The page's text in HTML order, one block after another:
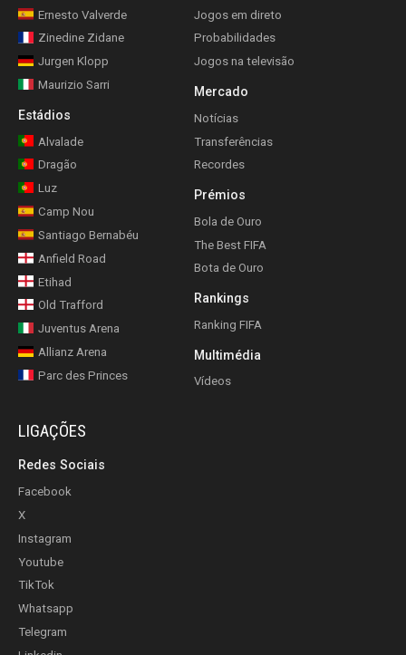
Ernesto Valverde
Zinedine Zidane
Jurgen Klopp
Maurizio Sarri
Estádios
Alvalade
Dragão
Luz
Camp Nou
Santiago Bernabéu
Anfield Road
Etihad
Old Trafford
Juventus Arena
Allianz Arena
Parc des Princes
Jogos em direto
Probabilidades
Jogos na televisão
Mercado
Notícias
Transferências
Recordes
Prémios
Bola de Ouro
The Best FIFA
Bota de Ouro
Rankings
Ranking FIFA
Multimédia
Vídeos
LIGAÇÕES
Redes Sociais
Facebook
X
Instagram
Youtube
TikTok
Whatsapp
Telegram